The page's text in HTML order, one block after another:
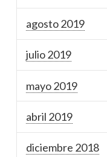
agosto 2019
julio 2019
mayo 2019
abril 2019
diciembre 2018